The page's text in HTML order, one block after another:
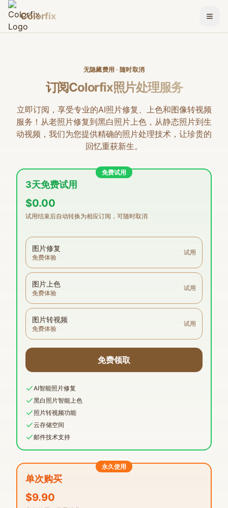
Colorfix 切换
无隐藏费用 · 随时取消
订阅Colorfix照片处理服务
立即订阅，享受专业的AI照片修复、上色和图像转视频
服务！从老照片修复到黑白照片上色，从静态照片到生
动视频，我们为您提供精确的照片处理技术，让珍贵的
回忆重获新生。
免费试用
3天免费试用
$0.00
试用结束后自动转换为相应订阅，可随时取消
图片修复
免费体验
试用
图片上色
免费体验
试用
图片转视频
免费体验
试用
免费领取
AI智能照片修复
黑白照片智能上色
照片转视频功能
云存储空间
邮件技术支持
永久使用
单次购买
$9.90